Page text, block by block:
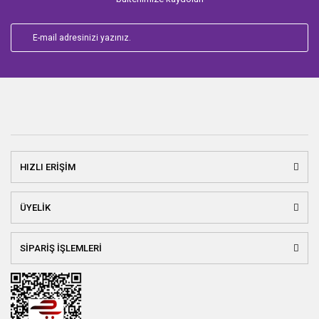
HIZLI ERİŞİM
ÜYELİK
SİPARİŞ İŞLEMLERİ